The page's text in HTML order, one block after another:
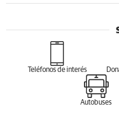
Teléfonos de interés
Autobuses